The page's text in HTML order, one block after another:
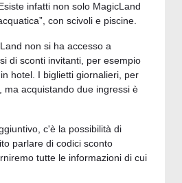
infatti non solo MagicLand
con scivoli e piscine.
non si ha accesso a
di sconti invitanti, per esempio
hotel. I biglietti giornalieri, per
ma acquistando due ingressi è
c'è la possibilità di
parlare di codici sconto
tutte le informazioni di cui